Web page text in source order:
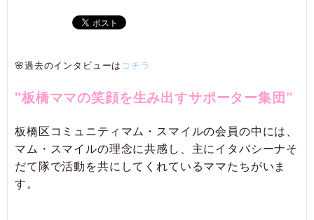
🌸過去のインタビューは コチラ
"板橋ママの笑顔を生み出すサポーター集団”
板橋区コミュニティマム・スマイルの会員の中には、
マム・スマイルの理念に共感し、主にイタバシーナそ
だて隊で活動を共にしてくれているママたちがいま
す。